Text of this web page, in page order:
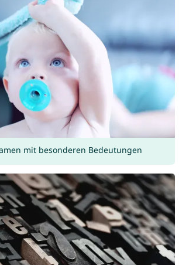
mit besonderen Bedeutungen